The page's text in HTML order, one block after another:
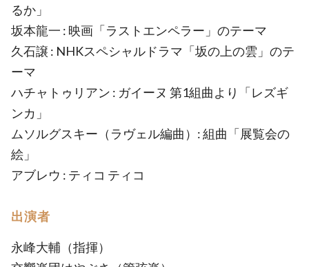
るか」
坂本龍一 : 映画「ラストエンペラー」のテーマ
久石譲 : NHKスペシャルドラマ「坂の上の雲」のテ
ーマ
ハチャトゥリアン : ガイーヌ 第1組曲より「レズギ
ンカ」
ムソルグスキー（ラヴェル編曲）: 組曲「展覧会の
絵」
アブレウ : ティコ ティコ
出演者
永峰大輔（指揮）